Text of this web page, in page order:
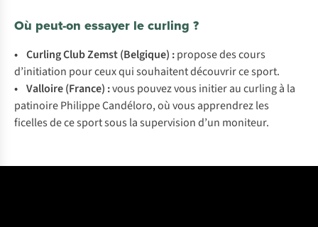
Où peut-on essayer le curling ?
• Curling Club Zemst(Belgique) :propose des cours
d’initiation pour ceux qui souhaitent découvrir ce sport.
• Valloire(France) :vous pouvez vous initier au curling à la
patinoire Philippe Candéloro, où vous apprendrez les
ficelles de ce sport sous la supervision d’un moniteur.